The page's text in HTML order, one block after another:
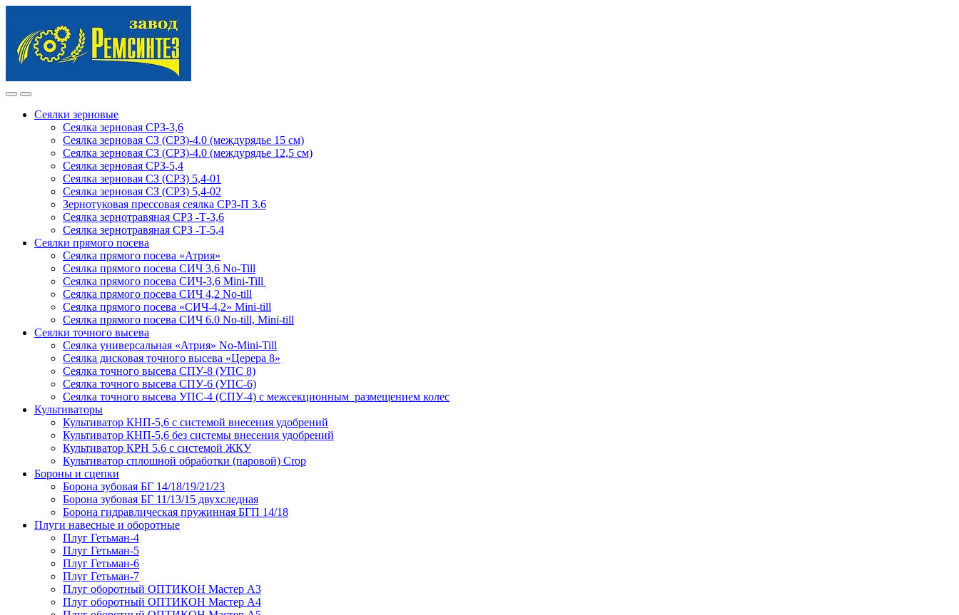
navigation
content
Сеялки зерновые
Сеялка зерновая СРЗ-3,6
Сеялка зерновая СЗ (СРЗ)-4.0 (междурядье 15 см)
Сеялка зерновая СЗ (СРЗ)-4.0 (междурядье 12,5 см)
Сеялка зерновая СРЗ-5,4
Сеялка зерновая СЗ (СРЗ) 5,4-01
Сеялка зерновая СЗ (СРЗ) 5,4-02
Зернотуковая прессовая сеялка СРЗ-П 3.6
Сеялка зернотравяная СРЗ -Т-3,6
Сеялка зернотравяная СРЗ -Т-5,4
Сеялки прямого посева
Сеялка прямого посева «Атрия»
Сеялка прямого посева СИЧ 3,6 No-Till
Сеялка прямого посева СИЧ-3,6 Mini-Till
Сеялка прямого посева СИЧ 4,2 No-till
Сеялка прямого посева «СИЧ-4,2» Mini-till
Сеялка прямого посева СИЧ 6.0 No-till, Mini-till
Сеялки точного высева
Сеялка универсальная «Атрия» No-Mini-Till
Сеялка дисковая точного высева «Церера 8»
Сеялка точного высева СПУ-8 (УПС 8)
Сеялка точного высева СПУ-6 (УПС-6)
Сеялка точного высева УПС-4 (СПУ-4) с межсекционным размещением колес
Культиваторы
Культиватор КНП-5,6 с системой внесения удобрений
Культиватор КНП-5,6 без системы внесения удобрений
Культиватор КРН 5.6 с системой ЖКУ
Культиватор сплошной обработки (паровой) Crop
Бороны и сцепки
Борона зубовая БГ 14/18/19/21/23
Борона зубовая БГ 11/13/15 двухследная
Борона гидравлическая пружинная БГП 14/18
Плуги навесные и оборотные
Плуг Гетьман-4
Плуг Гетьман-5
Плуг Гетьман-6
Плуг Гетьман-7
Плуг оборотный ОПТИКОН Мастер А3
Плуг оборотный ОПТИКОН Мастер А4